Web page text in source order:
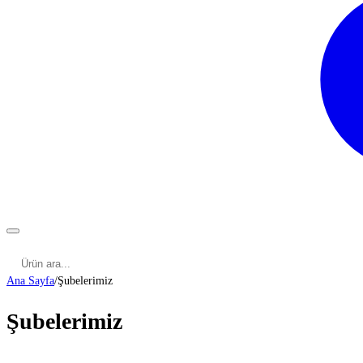
Ana Sayfa/Şubelerimiz
Şubelerimiz